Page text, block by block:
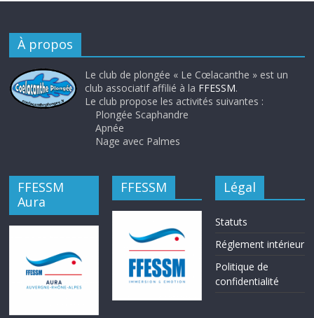
À propos
Le club de plongée « Le Cœlacanthe » est un
club associatif affilié à la FFESSM.
Le club propose les activités suivantes :
Plongée Scaphandre
Apnée
Nage avec Palmes
FFESSM
Aura
FFESSM Légal
Statuts
Réglement intérieur
Politique de
confidentialité